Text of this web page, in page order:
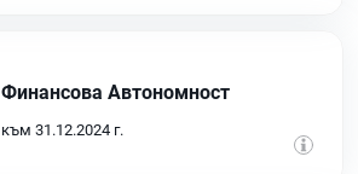
Финансова Автономност
към 31.12.2024 г.